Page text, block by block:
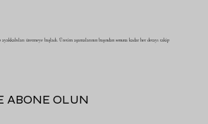
üretmeye başladı. Üretim aşamalarının başından sonuna kadar her detayı takip
ABONE OLUN